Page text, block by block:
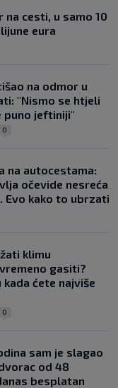
cesti, u samo 10
eura
na odmor u
"Nismo se htjeli
puno jeftiniji"
0
na autocestama:
očevide nesreća
Evo kako to ubrzati
klimu
gasiti?
ćete najviše
0
sam je slagao
od 48
besplatan